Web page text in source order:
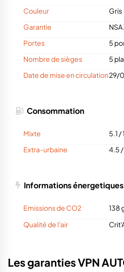
Couleur
Gris
Garantie
NSA
Portes
5
Nombre de sièges
5
Date de mise en circulation29/
Consommation
Mixte
5.1 /
Extra-urbaine
4.5 /
Informations énergetiques
Emissions de CO2 138
Qualité de l'air
Les garanties VPN